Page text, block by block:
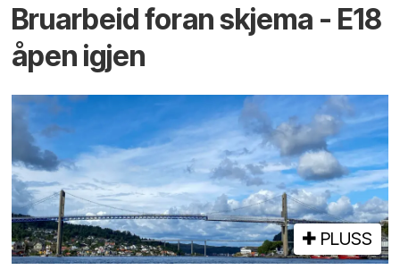
Bruarbeid foran skjema - E18
åpen igjen
PLUSS